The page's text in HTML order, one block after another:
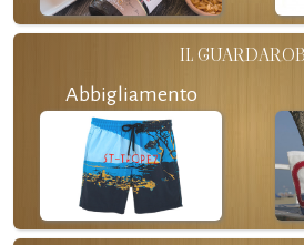
IL
Abbigliamento